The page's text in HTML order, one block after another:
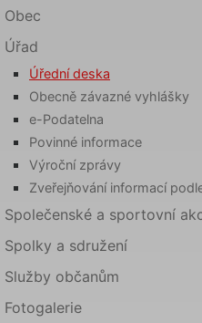
Obec
Úřad
Úřední deska
Obecně závazné vyhlášky
e-Podatelna
Povinné informace
Výroční zprávy
Zveřejňování informací
Společenské a sportovní
Spolky a sdružení
Služby občanům
Fotogalerie